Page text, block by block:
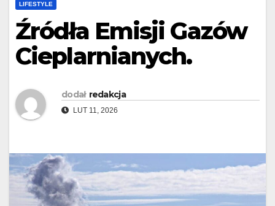
LIFESTYLE
Źródła Emisji Gazów
Cieplarnianych.
dodał redakcja
LUT 11, 2026